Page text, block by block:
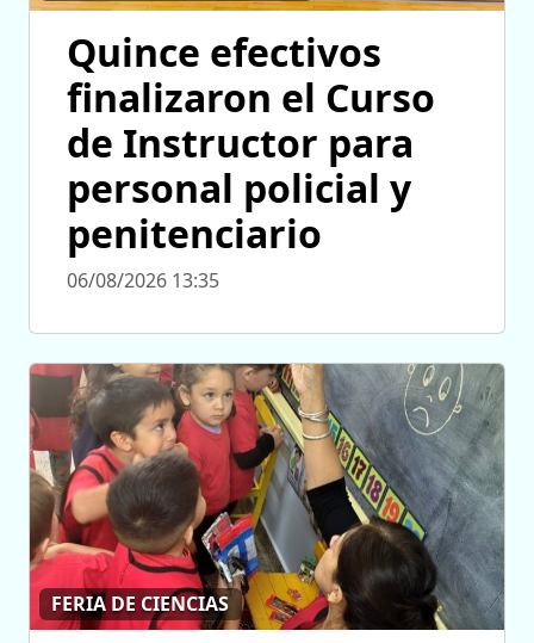
Quince efectivos
finalizaron el Curso
de Instructor para
personal policial y
penitenciario
06/08/2026 13:35
FERIA DE CIENCIAS